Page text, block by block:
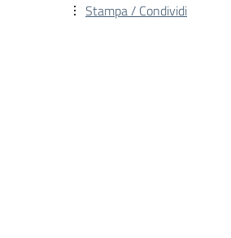
Stampa / Condividi